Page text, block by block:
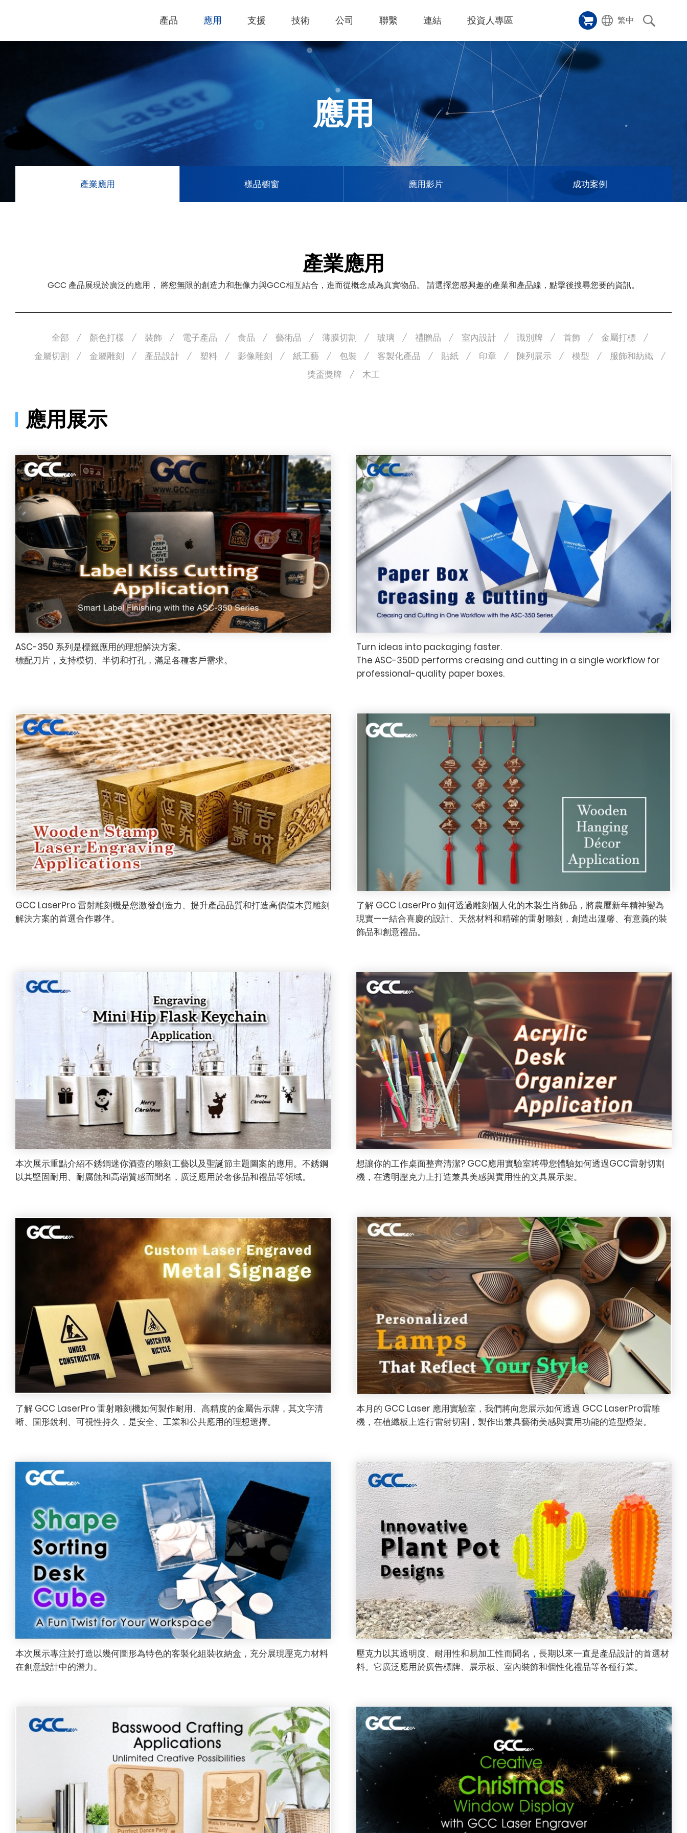
產品
電腦割字機 雷射雕刻機 雷射切割機
雷射打標機
應用
熱門應用
禮贈品
首飾
印章
陳列展示
樣品櫥窗
應用影片
成功案例
支援
下載專區
產品終止政策
過保固服務
技術 公司
關於我們
創新技術
客戶服務
里程碑
公司沿革
產品歷史
榮譽和認証 新聞和活動
最新消息
參展訊息
聯繫
客戶服務
成為代理商
產品諮詢
其他問題
GCC 聯絡資訊
聯繫我們
連結
GCC Club
代理商入口
投資人專區
股東訊息
財務報表
利害關係人
ESG永續專區
繁中
應用
產業應用 樣品櫥窗 應用影片 成功案例
產業應用
GCC 產品展現於廣泛的應用， 將您無限的創造力和想像力與GCC相互結合，進而從概念成為真實物品。 請選擇您感興趣的產業和產品線，點擊後搜尋您要的資訊。
全部 顏色打樣 裝飾 電子產品 食品 藝術品 薄膜切割 玻璃 禮贈品 室內設計 識別牌 首飾
金屬打標
金屬切割
金屬雕刻 產品設計 塑料 影像雕刻 紙工藝 包裝 客製化產品 貼紙 印章 陳列展示 模型
服飾和紡織
獎盃獎牌
木工
應用展示
ASC-350 系列是標籤應用的理想解決方案。
標配刀片，支持模切、半切和打孔，滿足各種客戶需求。
Turn ideas into packaging faster.
The ASC-350D performs creasing and cutting in a single workflow for
professional-quality paper boxes.
GCC LaserPro 雷射雕刻機是您激發創造力、提升產品品質和打造高價值木質雕刻
解決方案的首選合作夥伴。
了解 GCC LaserPro 如何透過雕刻個人化的木製生肖飾品，將農曆新年精神變為
現實——結合喜慶的設計、天然材料和精確的雷射雕刻，創造出​​溫馨、有意義的裝
飾品和創意禮品。
本次展示重點介紹不銹鋼迷你酒壺的雕刻工藝以及聖誕節主題圖案的應用。不銹鋼
以其堅固耐用、耐腐蝕和高端質感而聞名，廣泛應用於奢侈品和禮品等領域。
想讓你的工作桌面整齊清潔? GCC應用實驗室將帶您體驗如何透過GCC雷射切割
機，在透明壓克力上打造兼具美感與實用性的文具展示架。
了解 GCC LaserPro 雷射雕刻機如何製作耐用、高精度的金屬告示牌，其文字清
晰、圖形銳利、可視性持久，是安全、工業和公共應用的理想選擇。
本月的 GCC Laser 應用實驗室，我們將向您展示如何透過 GCC LaserPro雷雕
機，在植纖板上進行雷射切割，製作出兼具藝術美感與實用功能的造型燈架。
本次展示專注於打造以幾何圖形為特色的客製化組裝收納盒，充分展現壓克力材料
在創意設計中的潛力。
壓克力以其透明度、耐用性和易加工性而聞名，長期以來一直是產品設計的首選材
料。它廣泛應用於廣告標牌、展示板、室內裝飾和個性化禮品等各種行業。